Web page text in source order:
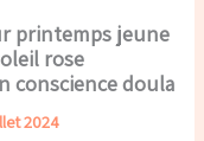
printemps jeune
rose
conscience doula
2024